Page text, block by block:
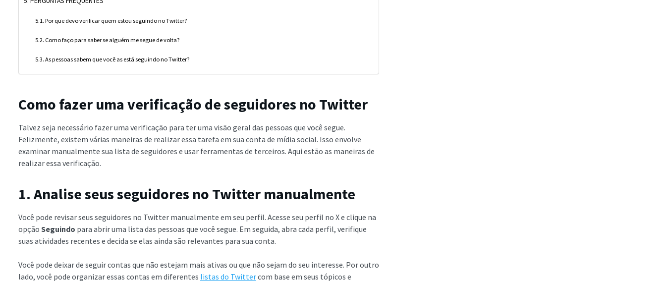
Por que devo verificar quem estou seguindo no Twitter?
Como faço para saber se alguém me segue de volta?
As pessoas sabem que você as está seguindo no Twitter?
Como fazer uma verificação de seguidores no Twitter
Talvez seja necessário fazer uma verificação para ter uma visão geral das pessoas que você segue.
Felizmente, existem várias maneiras de realizar essa tarefa em sua conta de mídia social. Isso envolve
examinar manualmente sua lista de seguidores e usar ferramentas de terceiros. Aqui estão as maneiras de
realizar essa verificação.
1. Analise seus seguidores no Twitter manualmente
Você pode revisar seus seguidores no Twitter manualmente em seu perfil. Acesse seu perfil no X e clique na
opção Seguindo para abrir uma lista das pessoas que você segue. Em seguida, abra cada perfil, verifique
suas atividades recentes e decida se elas ainda são relevantes para sua conta.
Você pode deixar de seguir contas que não estejam mais ativas ou que não sejam do seu interesse. Por outro
lado, você pode organizar essas contas em diferentes listas do Twittercom base em seus tópicos e